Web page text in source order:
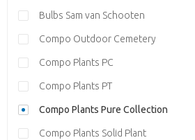
Bulbs Sam van Schooten
Compo Outdoor Cemetery
Compo Plants PC
Compo Plants PT
Compo Plants Pure Collection
Compo Plants Solid Plant